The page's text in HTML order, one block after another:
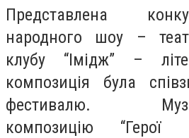
Представлена
народного шоу –
клубу “Імідж” –
композиція була
фестивалю.
композицію